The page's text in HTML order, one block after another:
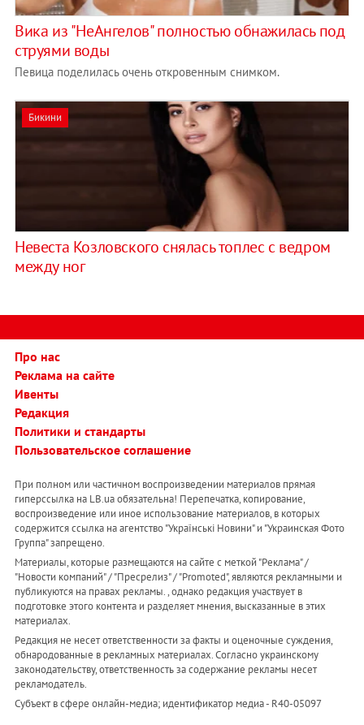
Вика из "НеАнгелов" полностью обнажилась под
струями воды
Певица поделилась очень откровенным снимком.
Бикини
Невеста Козловского снялась топлес с ведром
между ног
Про нас
Реклама на сайте
Ивенты
Редакция
Политики и стандарты
Пользовательское соглашение
При полном или частичном воспроизведении материалов прямая
гиперссылка на LB.ua обязательна! Перепечатка, копирование,
воспроизведение или иное использование материалов, в которых
содержится ссылка на агентство "Українськi Новини" и "Украинская Фото
Группа" запрещено.
Материалы, которые размещаются на сайте с меткой "Реклама" /
"Новости компаний" / "Пресрелиз" / "Promoted", являются рекламными и
публикуются на правах рекламы. , однако редакция участвует в
подготовке этого контента и разделяет мнения, высказанные в этих
материалах.
Редакция не несет ответственности за факты и оценочные суждения,
обнародованные в рекламных материалах. Согласно украинскому
законодательству, ответственность за содержание рекламы несет
рекламодатель.
Субъект в сфере онлайн-медиа; идентификатор медиа - R40-05097